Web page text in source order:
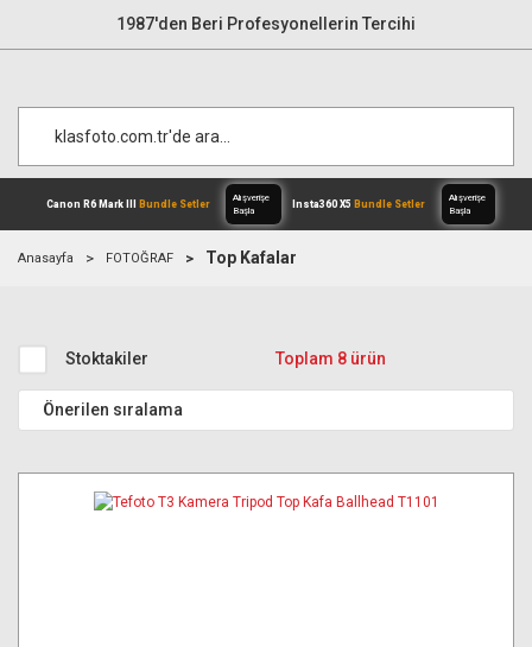
1987'den Beri Profesyonellerin Tercihi
Anasayfa FOTOĞRAF Top Kafalar
Stoktakiler Toplam 8 ürün